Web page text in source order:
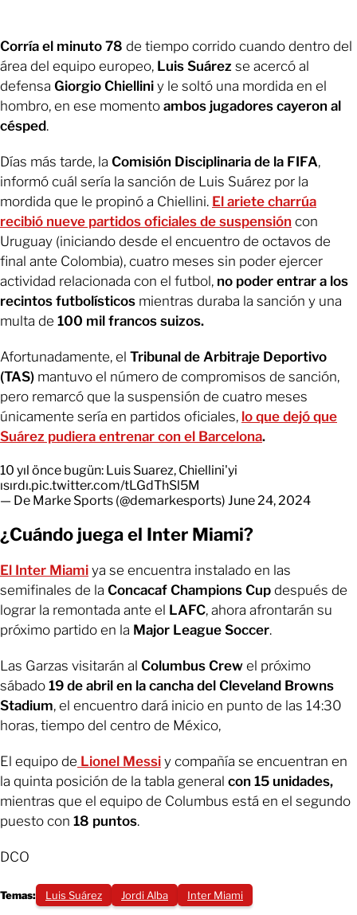
Corría el minuto 78 de tiempo corrido cuando dentro del
área del equipo europeo, Luis Suárez se acercó al
defensa Giorgio Chiellini y le soltó una mordida en el
hombro, en ese momento ambos jugadores cayeron al
césped.
Días más tarde, la Comisión Disciplinaria de la FIFA,
informó cuál sería la sanción de Luis Suárez por la
mordida que le propinó a Chiellini. El ariete charrúa
recibió nueve partidos oficiales de suspensión con
Uruguay (iniciando desde el encuentro de octavos de
final ante Colombia), cuatro meses sin poder ejercer
actividad relacionada con el futbol, no poder entrar a los
recintos futbolísticos mientras duraba la sanción y una
multa de 100 mil francos suizos.
Afortunadamente, el Tribunal de Arbitraje Deportivo
(TAS) mantuvo el número de compromisos de sanción,
pero remarcó que la suspensión de cuatro meses
únicamente sería en partidos oficiales, lo que dejó que
Suárez pudiera entrenar con el Barcelona.
10 yıl önce bugün: Luis Suarez, Chiellini'yi
ısırdı.pic.twitter.com/tLGdThSl5M
— De Marke Sports (@demarkesports) June 24, 2024
¿Cuándo juega el Inter Miami?
El Inter Miami ya se encuentra instalado en las
semifinales de la Concacaf Champions Cup después de
lograr la remontada ante el LAFC, ahora afrontarán su
próximo partido en la Major League Soccer.
Las Garzas visitarán al Columbus Crew el próximo
sábado 19 de abril en la cancha del Cleveland Browns
Stadium, el encuentro dará inicio en punto de las 14:30
horas, tiempo del centro de México,
El equipo de Lionel Messi y compañía se encuentran en
la quinta posición de la tabla general con 15 unidades,
mientras que el equipo de Columbus está en el segundo
puesto con 18 puntos.
DCO
Temas: Luis Suárez Jordi Alba Inter Miami